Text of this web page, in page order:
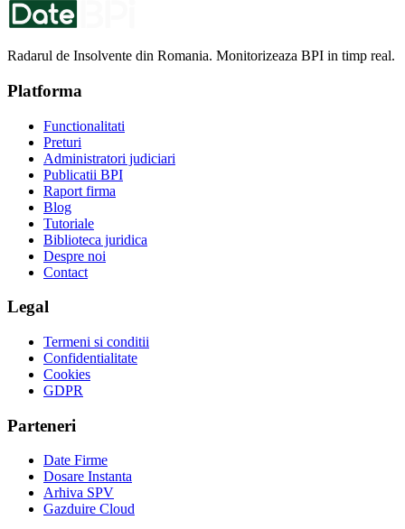
Radarul de Insolvente din Romania. Monitorizeaza BPI in timp real.
Platforma
Functionalitati
Preturi
Administratori judiciari
Publicatii BPI
Raport firma
Blog
Tutoriale
Biblioteca juridica
Despre noi
Contact
Legal
Termeni si conditii
Confidentialitate
Cookies
GDPR
Parteneri
Date Firme
Dosare Instanta
Arhiva SPV
Gazduire Cloud